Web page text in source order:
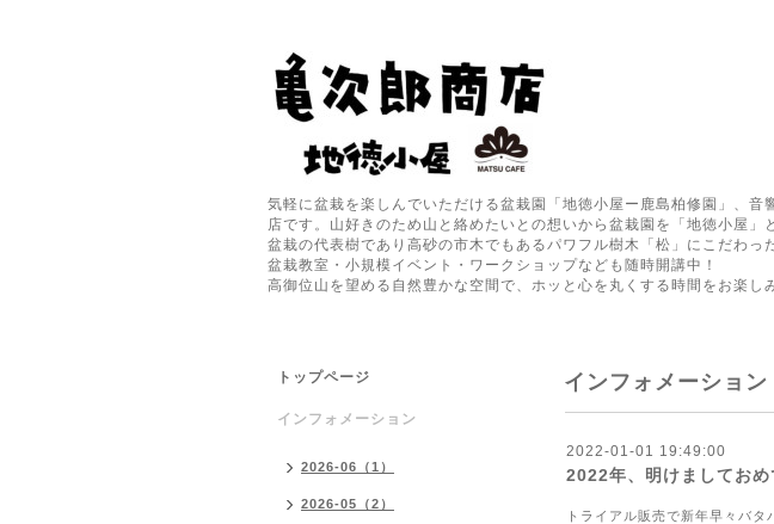
気軽に盆栽を楽しんでいただける盆栽園「地徳小屋ー鹿島柏修園」、
店です。山好きのため山と絡めたいとの想いから盆栽園を「地徳小屋」
盆栽の代表樹であり高砂の市木でもあるパワフル樹木「松」にこだわっ
盆栽教室・小規模イベント・ワークショップなども随時開講中！
高御位山を望める自然豊かな空間で、ホッと心を丸くする時間をお楽し
インフォメーション
2022-01-01 19:49:00
2022年、明けましてお
トライアル販売で新年早々バ
トップページ
インフォメーション
2026-06（1）
2026-05（2）